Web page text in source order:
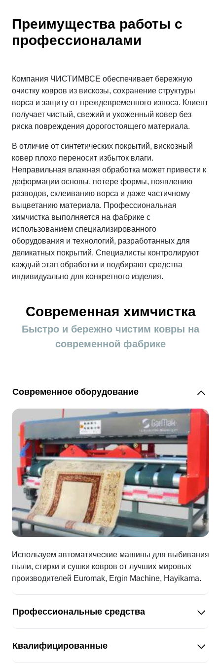
могут применяться кислородные,
таниновые, протеиновые или
жировыводящие препараты.
ковра на профессиональном
оборудовании для сухой и
низковлажностной чистки. Используются
деликатные чистящие составы и
Если технология предусматривает
использование минимального количества
влаги, изделие помещается в
профессиональную сушильную камеру с
контролем температуры, влажности и
циркуляции воздуха.
После очистки специальные щеточные
машины аккуратно выравнивают волокна,
возвращают покрытию равномерную
текстуру и помогают восстановить
Преимущества работы с
профессионалами
Компания ЧИСТИМВСЕ обеспечивает бережную
очистку ковров из вискозы, сохранение структуры
ворса и защиту от преждевременного износа. Клиент
получает чистый, свежий и ухоженный ковер без
риска повреждения дорогостоящего материала.
В отличие от синтетических покрытий, вискозный
ковер плохо переносит избыток влаги.
Неправильная влажная обработка может привести к
деформации основы, потере формы, появлению
разводов, склеиванию ворса и даже частичному
выцветанию материала. Профессиональная
химчистка выполняется на фабрике с
использованием специализированного
оборудования и технологий, разработанных для
деликатных покрытий. Специалисты контролируют
каждый этап обработки и подбирают средства
индивидуально для конкретного изделия.
Современная химчистка
Быстро и бережно чистим ковры на
современной фабрике
Современное оборудование
Используем автоматические машины для выбивания
пыли, стирки и сушки ковров от лучших мировых
производителей Euromak, Ergin Machine, Hayikama.
Профессиональные средства
Квалифицированные